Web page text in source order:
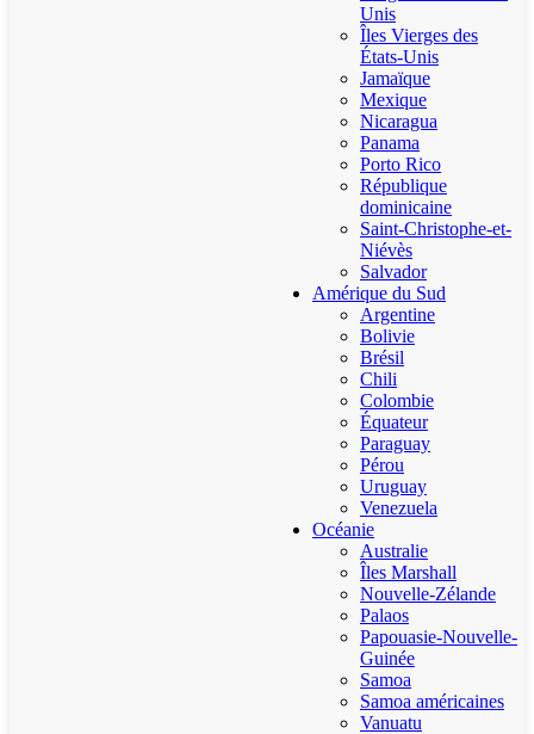
Unis
Îles Vierges des
États-Unis
Jamaïque
Mexique
Nicaragua
Panama
Porto Rico
République
dominicaine
Saint-Christophe-et-
Niévès
Salvador
Amérique du Sud
Argentine
Bolivie
Brésil
Chili
Colombie
Équateur
Paraguay
Pérou
Uruguay
Venezuela
Océanie
Australie
Îles Marshall
Nouvelle-Zélande
Palaos
Papouasie-Nouvelle-
Guinée
Samoa
Samoa américaines
Vanuatu